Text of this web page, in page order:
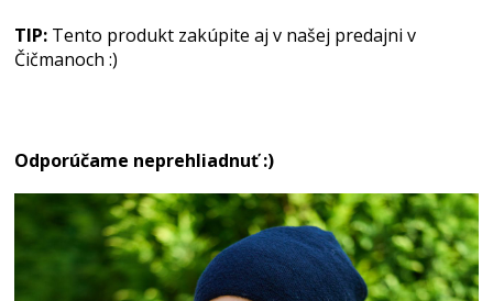
TIP: Tento produkt zakúpite aj v našej predajni v
Čičmanoch :)
Odporúčame neprehliadnuť :)